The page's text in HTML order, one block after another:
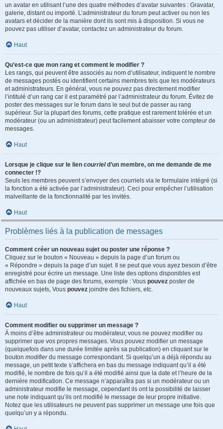
un avatar en utilisant l’une des quatre méthodes d’avatar suivantes : Gravatar,
galerie, distant ou importé. L’administrateur du forum peut activer ou non les
avatars et décider de la manière dont ils sont mis à disposition. Si vous ne
pouvez pas utiliser d’avatar, contactez un administrateur du forum.
Haut
Qu’est-ce que mon rang et comment le modifier ?
Les rangs, qui peuvent être associés au nom d’utilisateur, indiquent le nombre
de messages postés ou identifient certains membres tels que les modérateurs
et administrateurs. En général, vous ne pouvez pas directement modifier
l’intitulé d’un rang car il est paramétré par l’administrateur du forum. Évitez de
poster des messages sur le forum dans le seul but de passer au rang
supérieur. Sur la plupart des forums, cette pratique est rarement tolérée et un
modérateur (ou un administrateur) peut facilement abaisser votre compteur de
messages.
Haut
Lorsque je clique sur le lien courrield’un membre, on me demande de me
connecter !?
Seuls les membres peuvent s’envoyer des courriels via le formulaire intégré (si
la fonction a été activée par l’administrateur). Ceci pour empêcher l’utilisation
malveillante de la fonctionnalité par les invités.
Haut
Problèmes liés à la publication de messages
Comment créer un nouveau sujet ou poster une réponse ?
Cliquez sur le bouton « Nouveau » depuis la page d’un forum ou
« Répondre » depuis la page d’un sujet. Il se peut que vous ayez besoin d’être
enregistré pour écrire un message. Une liste des options disponibles est
affichée en bas de page des forums, exemple : Vous pouvez poster de
nouveaux sujets, Vous pouvez joindre des fichiers, etc.
Haut
Comment modifier ou supprimer un message ?
À moins d’être administrateur ou modérateur, vous ne pouvez modifier ou
supprimer que vos propres messages. Vous pouvez modifier un message
(quelquefois dans une durée limitée après sa publication) en cliquant sur le
bouton modifierdu message correspondant. Si quelqu’un a déjà répondu au
message, un petit texte s’affichera en bas du message indiquant qu’il a été
modifié, le nombre de fois qu’il a été modifié ainsi que la date et l’heure de la
dernière modification. Ce message n’apparaîtra pas si un modérateur ou un
administrateur modifie le message, cependant ils ont la possibilité de laisser
une note indiquant qu’ils ont modifié le message de leur propre initiative.
Notez que les utilisateurs ne peuvent pas supprimer un message une fois que
quelqu’un y a répondu.